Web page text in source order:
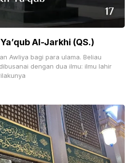
Al-Jarkhi (QS.)
Awliya bagi para ulama. Beliau
dengan dua ilmu: ilmu lahir